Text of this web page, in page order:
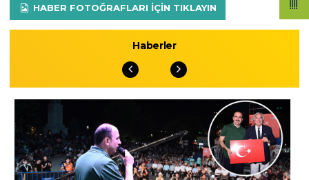
HABER FOTOĞRAFLARI IÇIN TIKLAYIN
Haberler